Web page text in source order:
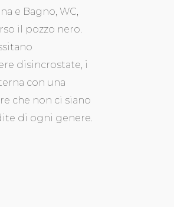
e Bagno, WC,
il pozzo nero.
disincrostate, i
con una
che non ci siano
di ogni genere.